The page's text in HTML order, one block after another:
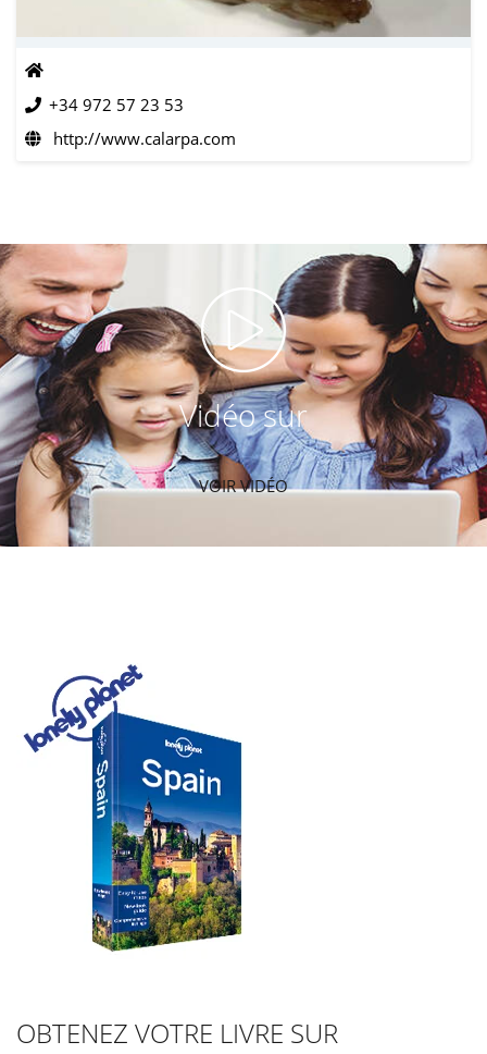
+34 972 57 23 53
http://www.calarpa.com
Vidéo sur
VOIR VIDÉO
OBTENEZ VOTRE LIVRE SUR